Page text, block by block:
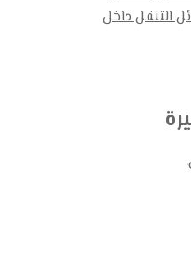
التنقل داخل